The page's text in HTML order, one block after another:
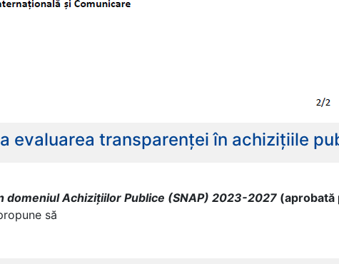
evaluarea transparenței în achizițiile
domeniul Achizițiilor Publice (SNAP) 2023-2027 (aprobată
să